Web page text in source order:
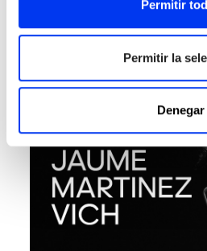
Permitir
Permitir la
Denegar
deporte en plena
pasión, talento y
impulsa a dar siempre su